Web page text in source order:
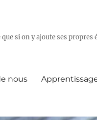
si on y ajoute ses propres
nous